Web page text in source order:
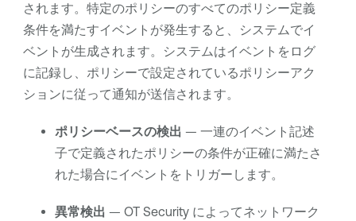
されます。特定のポリシーのすべてのポリシー定義
条件を満たすイベントが発生すると、システムでイ
ベントが生成されます。システムはイベントをログ
に記録し、ポリシーで設定されているポリシーアク
ションに従って通知が送信されます。
ポリシーベースの検出 — 一連のイベント記述
子で定義されたポリシーの条件が正確に満たさ
れた場合にイベントをトリガーします。
異常検出 — OT Securityによってネットワーク